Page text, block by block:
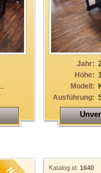
Jahr:
Höhe:
Modell:
Ausführung:
Katalog id: 1640